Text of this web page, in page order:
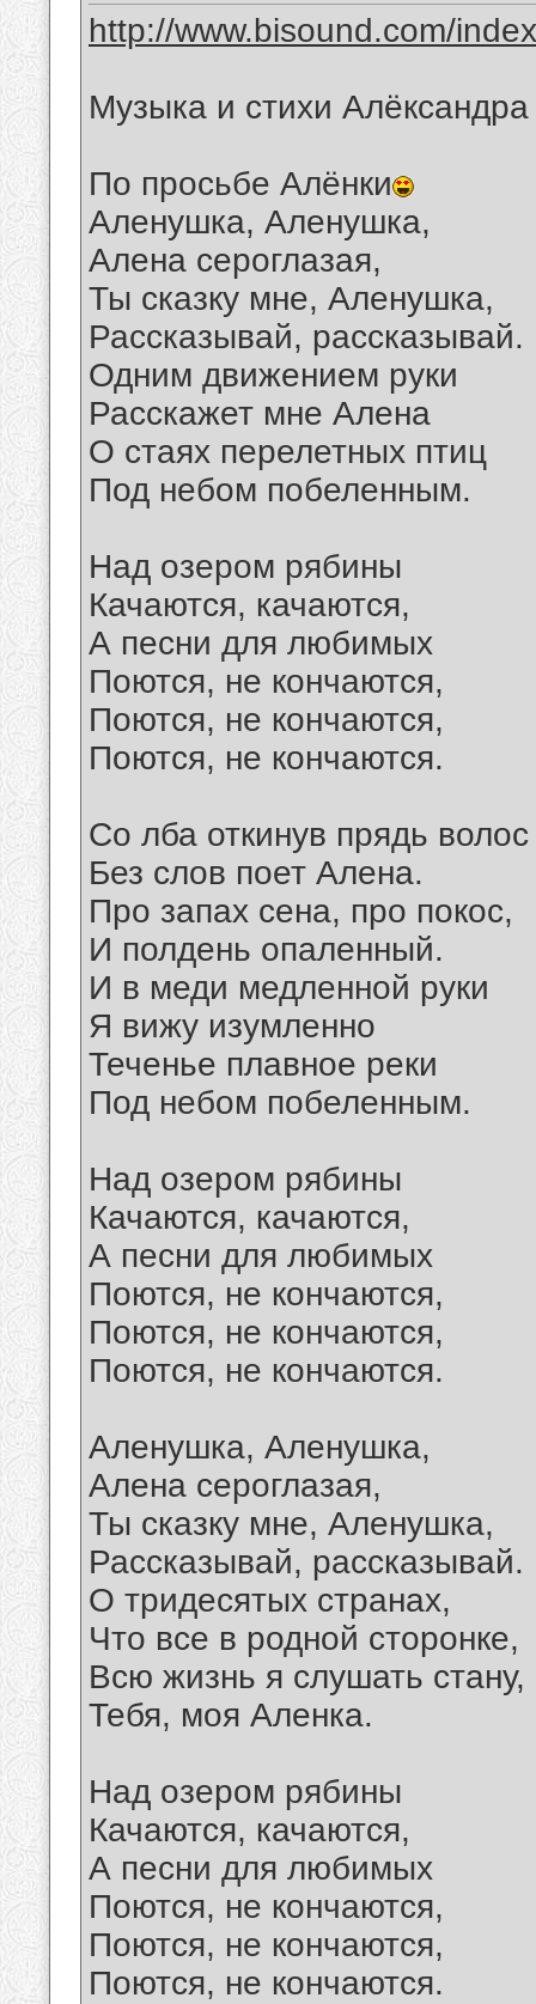
http://www.bisound.com/
Музыка и стихи Алёксандра
По просьбе Алёнки
Аленушка, Аленушка,
Алена сероглазая,
Ты сказку мне, Аленушка,
Рассказывай, рассказывай.
Одним движением руки
Расскажет мне Алена
О стаях перелетных птиц
Под небом побеленным.
Над озером рябины
Качаются, качаются,
А песни для любимых
Поются, не кончаются,
Поются, не кончаются,
Поются, не кончаются.
Со лба откинув прядь волос
Без слов поет Алена.
Про запах сена, про покос,
И полдень опаленный.
И в меди медленной руки
Я вижу изумленно
Теченье плавное реки
Под небом побеленным.
Над озером рябины
Качаются, качаются,
А песни для любимых
Поются, не кончаются,
Поются, не кончаются,
Поются, не кончаются.
Аленушка, Аленушка,
Алена сероглазая,
Ты сказку мне, Аленушка,
Рассказывай, рассказывай.
О тридесятых странах,
Что все в родной сторонке,
Всю жизнь я слушать стану,
Тебя, моя Аленка.
Над озером рябины
Качаются, качаются,
А песни для любимых
Поются, не кончаются,
Поются, не кончаются,
Поются, не кончаются.